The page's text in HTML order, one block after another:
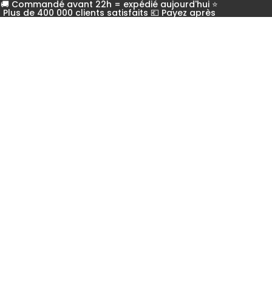
🚚 Commandé avant 22h = expédié aujourd'hui ⭐
Plus de 400 000 clients satisfaits 💶 Payez après